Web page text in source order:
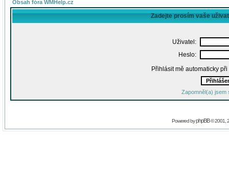
Obsah fóra WMHelp.cz
Zadejte prosím vaše
Uživatel:
Heslo:
Přihlásit mě automaticky
Zapomněl(a) jsem
Powered byphpBB© 2001,